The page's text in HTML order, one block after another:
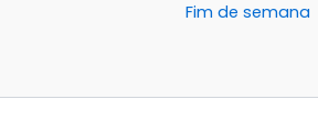
Fim de semana